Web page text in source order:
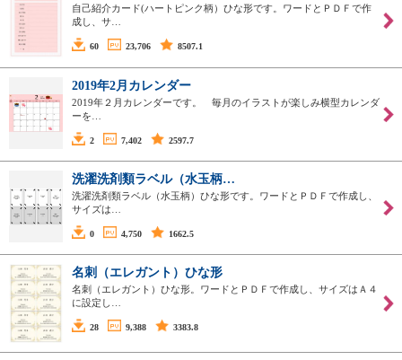
自己紹介カード(ハートピンク柄）ひな形です。ワードとＰＤＦで作
成し、サ…
60 23,706 8507.1
2019年2月カレンダー
2019年２月カレンダーです。 毎月のイラストが楽しみ横型カレンダ
ーを…
2 7,402 2597.7
洗濯洗剤類ラベル（水玉柄…
洗濯洗剤類ラベル（水玉柄）ひな形です。ワードとＰＤＦで作成し、
サイズは…
0 4,750 1662.5
名刺（エレガント）ひな形
名刺（エレガント）ひな形。ワードとＰＤＦで作成し、サイズはＡ４
に設定し…
28 9,388 3383.8